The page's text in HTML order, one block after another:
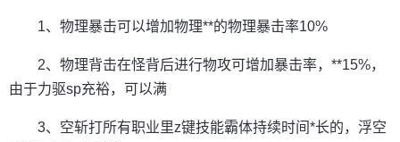
1、物理暴击可以增加物理**的物理暴击率10%
2、物理背击在怪背后进行物攻可增加暴击率，**15%，
由于力驱sp充裕，可以满
3、空斩打所有职业里z键技能霸体持续时间*长的，浮空